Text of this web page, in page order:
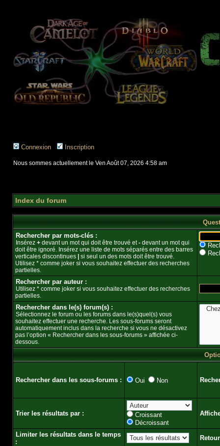
Connexion Inscription
Nous sommes actuellement le Ven Août 07, 2026 4:58 am
Index du forum
Rechercher par mots-clés :
Insérez + devant un mot qui doit être trouvé et- devant un mot qui
doit être ignoré. Insérez une liste de mots séparés entre des barres
verticales discontinues
si seul un des mots doit être trouvé.
Utilisez * comme joker si vous souhaitez effectuer des recherches
partielles.
Rechercher par auteur :
Utilisez * comme joker si vous souhaitez effectuer des recherches
partielles.
Rechercher dans le(s) forum(s) :
Sélectionnez le forum ou les forums dans le(s)quel(s) vous
souhaitez effectuer une recherche. Les sous-forums seront
automatiquement inclus dans la recherche si vous ne désactivez
pas l’option « Rechercher dans les sous-forums » affichée ci-
dessous.
Rechercher dans les sous-forums : Oui Non
Trier les résultats par :
Croissant
Décroissant
Limiter les résultats dans le temps
: